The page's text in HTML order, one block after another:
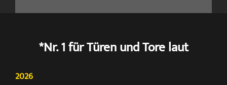
*Nr. 1 für Türen und Tore laut
2026